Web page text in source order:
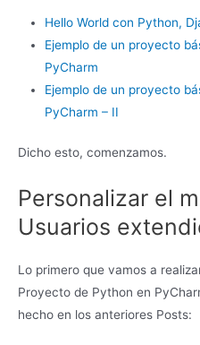
Hello World con Python,
Ejemplo de un proyecto
PyCharm
Ejemplo de un proyecto
PyCharm – II
Dicho esto, comenzamos.
Personalizar el
Usuarios
Lo primero que vamos a
Proyecto de Python en
hecho en los anteriores Posts: